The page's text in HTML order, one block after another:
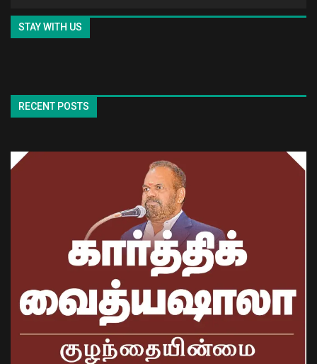
STAY WITH US
RECENT POSTS